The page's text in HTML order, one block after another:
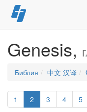
Перейти
к
Genesis,
Библия 中文 汉译
1 2 3 4 5